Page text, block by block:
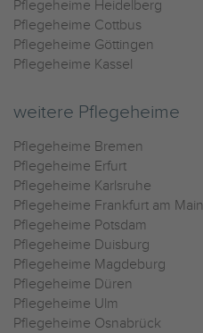
Pflegeheime Heidelberg
Pflegeheime Cottbus
Pflegeheime Göttingen
Pflegeheime Kassel
weitere Pflegeheime
Pflegeheime Bremen
Pflegeheime Erfurt
Pflegeheime Karlsruhe
Pflegeheime Frankfurt am Main
Pflegeheime Potsdam
Pflegeheime Duisburg
Pflegeheime Magdeburg
Pflegeheime Düren
Pflegeheime Ulm
Pflegeheime Osnabrück